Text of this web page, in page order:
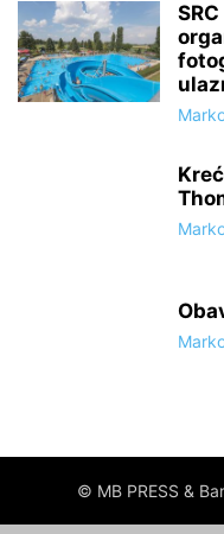
© MB PRESS &